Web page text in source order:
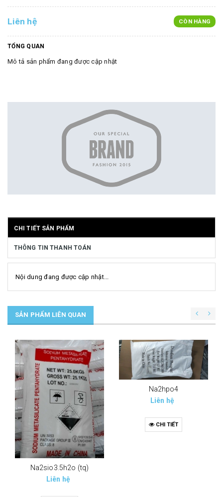
Liên hệ CÒN HÀNG
TỔNG QUAN
Mô tả sản phẩm đang được cập nhật
CHI TIẾT SẢN PHẨM
THÔNG TIN THANH TOÁN
Nội dung đang được cập nhật...
SẢN PHẨM LIÊN QUAN
Na2sio3.5h2o (tq)
Liên hệ
Na2hpo4
Liên hệ
CHI TIẾT